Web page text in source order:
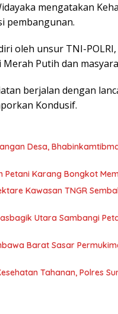
mengatakan
pembangunan.
oleh unsur TNI-
Putih dan
berjalan dengan
Kondusif.
Desa,
Petani Karang Bongkot
Kawasan TNGR
Utara Sambangi
Barat Sasar
Tahanan, Polres